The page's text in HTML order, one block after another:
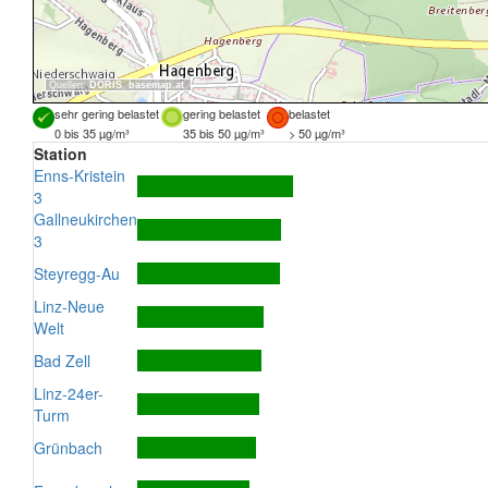
Quellen: DORIS,basemap.at
sehr gering belastet gering belastet
belastet
0 bis 35 µg/m³
35 bis 50 µg/m³ > 50 µg/m³
Station
Enns-Kristein
3
Gallneukirchen
3
Steyregg-Au
Linz-Neue
Welt
Bad Zell
Linz-24er-
Turm
Grünbach